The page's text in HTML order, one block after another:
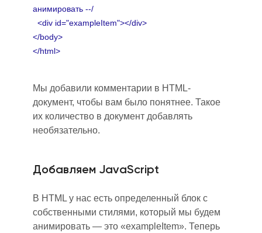
анимировать --/
<div id="exampleItem"></div>
</body>
</html>
Мы добавили комментарии в HTML-
документ, чтобы вам было понятнее. Такое
их количество в документ добавлять
необязательно.
Добавляем JavaScript
В HTML у нас есть определенный блок с
собственными стилями, который мы будем
анимировать — это «exampleItem». Теперь